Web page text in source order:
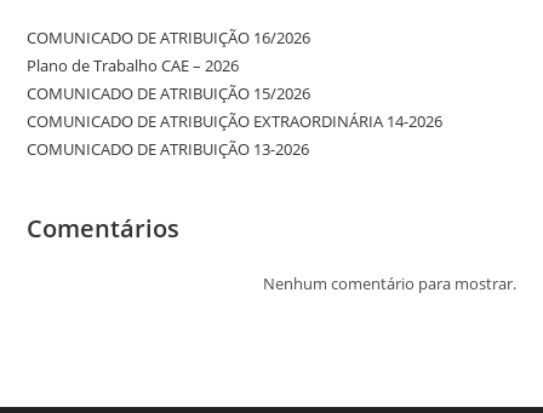
COMUNICADO DE ATRIBUIÇÃO 16/2026
Plano de Trabalho CAE – 2026
COMUNICADO DE ATRIBUIÇÃO 15/2026
COMUNICADO DE ATRIBUIÇÃO EXTRAORDINÁRIA 14-2026
COMUNICADO DE ATRIBUIÇÃO 13-2026
Comentários
Nenhum comentário para mostrar.